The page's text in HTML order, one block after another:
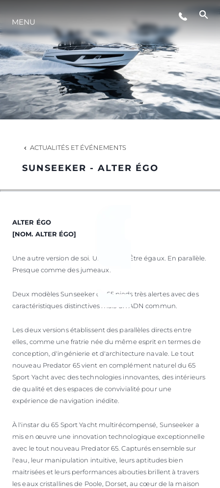
STYLE DE VIE
L'INNOVATION
LA SOCIÉTÉ
NOTRE ÉQUIPE
MENU
ACTUALITÉS ET ÉVÉNEMENTS
SUNSEEKER - ALTER ÉGO
ALTER ÉGO
[NOM. ALTER ÉGO]
Une autre version de soi. Un double. Être égaux. En parallèle.
Presque comme des jumeaux.
Deux modèles Sunseeker de 65 pieds très alertes avec des
caractéristiques distinctives mais un ADN commun.
Les deux versions établissent des parallèles directs entre
elles, comme une fratrie née du même esprit en termes de
conception, d'ingénierie et d'architecture navale. Le tout
nouveau Predator 65 vient en complément naturel du 65
Sport Yacht avec des technologies innovantes, des intérieurs
de qualité et des espaces de convivialité pour une
expérience de navigation inédite.
À l'instar du 65 Sport Yacht multirécompensé, Sunseeker a
mis en œuvre une innovation technologique exceptionnelle
avec le tout nouveau Predator 65. Capturés ensemble sur
l'eau, leur manipulation intuitive, leurs aptitudes bien
maitrisées et leurs performances abouties brillent à travers
les eaux cristallines de Poole, Dorset, au cœur de la maison